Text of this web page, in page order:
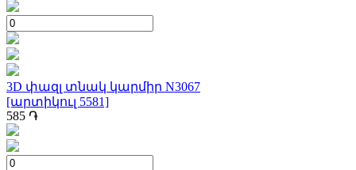
3D փազլ տնակ կարմիր N3067
[արտիկուլ 5581]
585 ֏